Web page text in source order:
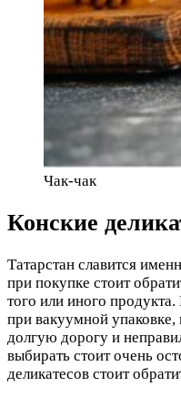
Чак-чак
Конские
Татарстан славится
при покупке стоит
того или иного
при вакуумной упаковке,
долгую дорогу и
выбирать стоит очень
деликатесов стоит